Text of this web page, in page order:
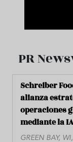
PR
Schreiber
alianza
operaciones
mediante la
GREEN BAY,